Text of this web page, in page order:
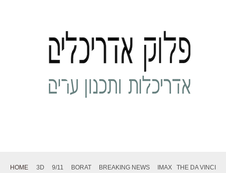
HOME 3D 9/11 BORAT BREAKING NEWS IMAX THE DA VINCI